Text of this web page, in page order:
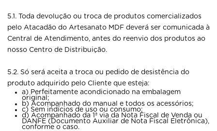
5.1. Toda devolução ou troca de produtos comercializados
pelo Atacadão do Artesanato MDF deverá ser comunicada à
Central de Atendimento, antes do reenvio dos produtos ao
nosso Centro de Distribuição.
5.2. Só será aceita a troca ou pedido de desistência do
produto adquirido pelo Cliente que esteja:
a) Perfeitamente acondicionado na embalagem
original;
b) Acompanhado do manual e todos os acessórios;
c) Sem indícios de uso ou consumo;
d) Acompanhado da 1ª via da Nota Fiscal de Venda ou
DANFE (Documento Auxiliar de Nota Fiscal Eletrônica),
conforme o caso.